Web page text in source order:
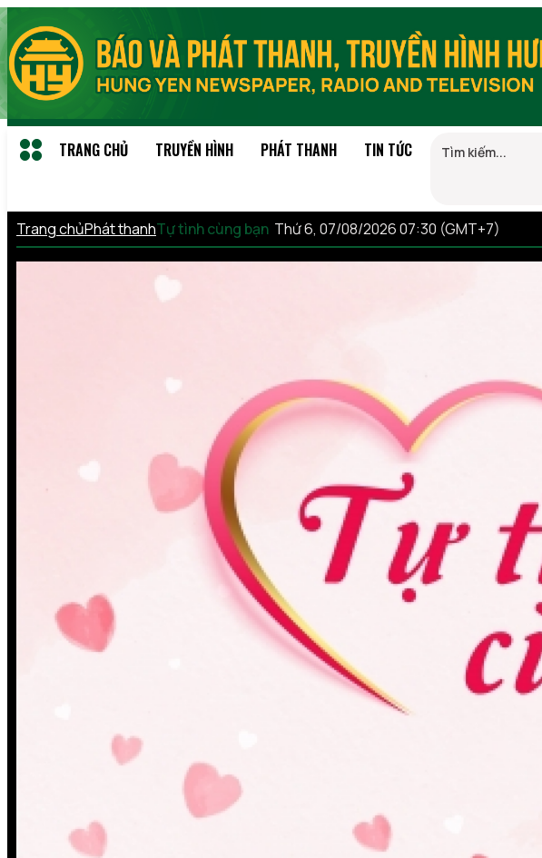
TRANG CHỦ TRUYỀN HÌNH PHÁT THANH TIN TỨC
Trang chủPhát thanhTự tình cùng bạn Thứ 6, 07/08/2026 07:30 (GMT+7)